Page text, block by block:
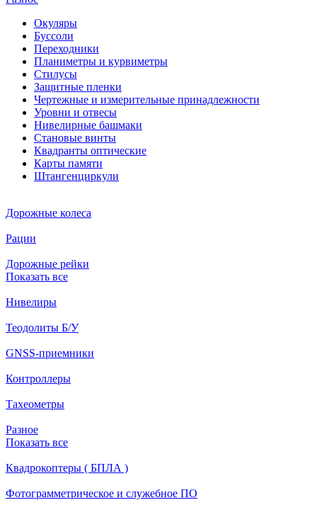
Окуляры
Буссоли
Переходники
Планиметры и курвиметры
Стилусы
Защитные пленки
Чертежные и измерительные принадлежности
Уровни и отвесы
Нивелирные башмаки
Становые винты
Квадранты оптические
Карты памяти
Штангенциркули
Дорожные колеса
Рации
Дорожные рейки
Показать все
Нивелиры
Теодолиты Б/У
GNSS-приемники
Контроллеры
Тахеометры
Разное
Показать все
Квадрокоптеры ( БПЛА )
Фотограмметрическое и служебное ПО